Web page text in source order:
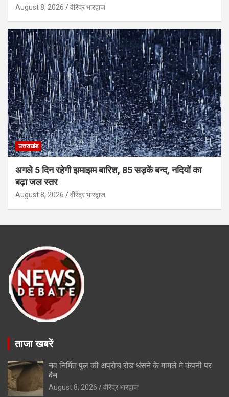
August 8, 2026 वीरेंद्र भारद्वाज
उत्तराखंड
अगले 5 दिन रहेगी झमाझम बारिश, 85 सड़कें बन्द, नदियों का
बढ़ा जल स्तर
August 8, 2026 वीरेंद्र भारद्वाज
ताजा खबरें
नव निर्मित पुल की अप्रोच रोड धंसने के मामले मे कंपनी पर
बैन
August 8, 2026 वीरेंद्र भारद्वाज